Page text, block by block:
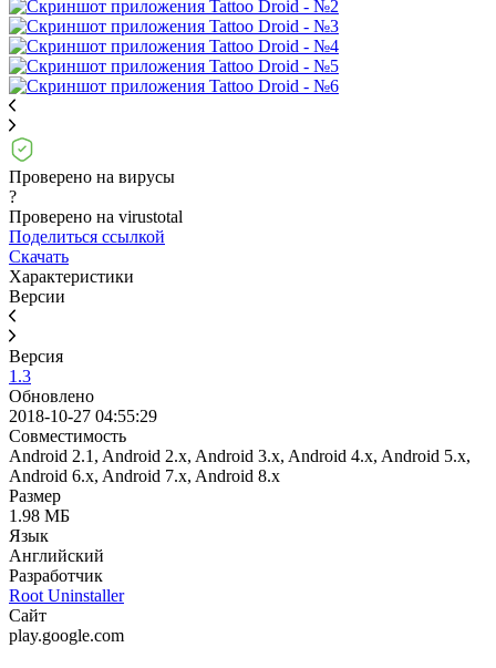
Проверено на вирусы
?
Проверено на virustotal
Поделиться ссылкой
Скачать
Характеристики
Версии
Версия
1.3
Обновлено
2018-10-27 04:55:29
Совместимость
Android 2.1, Android 2.x, Android 3.x, Android 4.x, Android 5.x,
Android 6.x, Android 7.x, Android 8.x
Размер
1.98 МБ
Язык
Английский
Разработчик
Root Uninstaller
Сайт
play.google.com